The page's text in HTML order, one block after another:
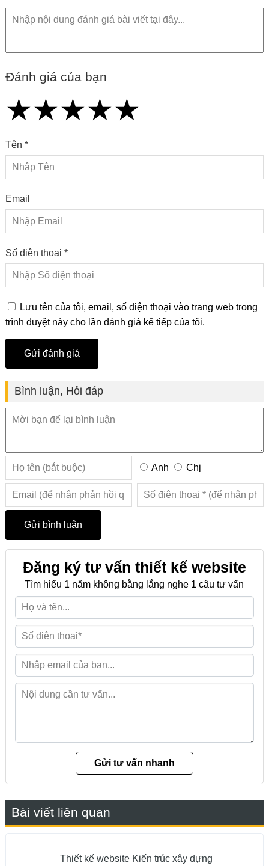
Đánh giá của bạn
★
★★
★★★
★★★★
★★★★★
Tên *
Email
Số điện thoại *
Lưu tên của tôi, email, số điện thoại vào trang web trong
trình duyệt này cho lần đánh giá kế tiếp của tôi.
Bình luận, Hỏi đáp
Anh Chị
Đăng ký tư vấn thiết kế website
Tìm hiểu 1 năm không bằng lắng nghe 1 câu tư vấn
Bài viết liên quan
Thiết kế website Kiến trúc xây dựng